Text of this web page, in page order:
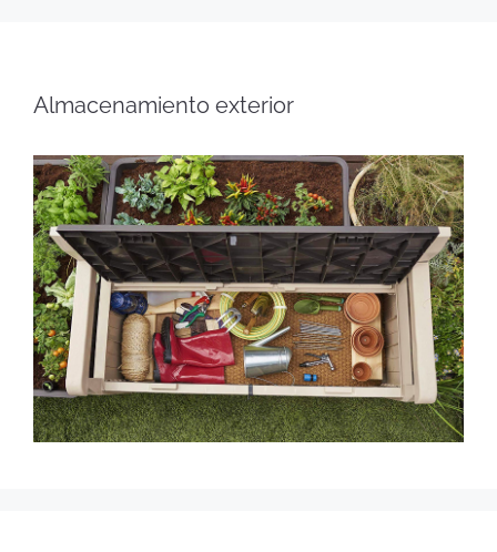
Almacenamiento exterior